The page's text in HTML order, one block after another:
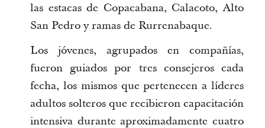
las estacas de Copacabana, Calacoto, Alto
San Pedro y ramas de Rurrenabaque.
Los jóvenes, agrupados en compañías,
fueron guiados por tres consejeros cada
fecha, los mismos que pertenecen a líderes
adultos solteros que recibieron capacitación
intensiva durante aproximadamente cuatro